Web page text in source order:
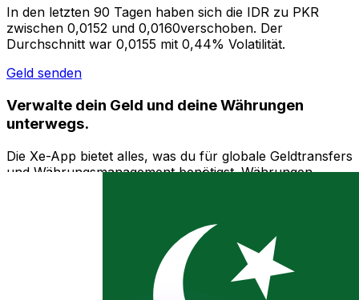
In den letzten 90 Tagen haben sich die IDR zu PKR
zwischen 0,0152 und 0,0160verschoben. Der
Durchschnitt war 0,0155 mit 0,44% Volatilität.
Geld senden
Verwalte dein Geld und deine Währungen
unterwegs.
Die Xe-App bietet alles, was du für globale Geldtransfers
und Währungsmanagement benötigst. Währungen